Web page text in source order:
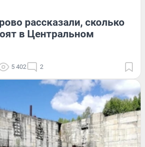
рассказали, сколько
в Центральном
5 402 2